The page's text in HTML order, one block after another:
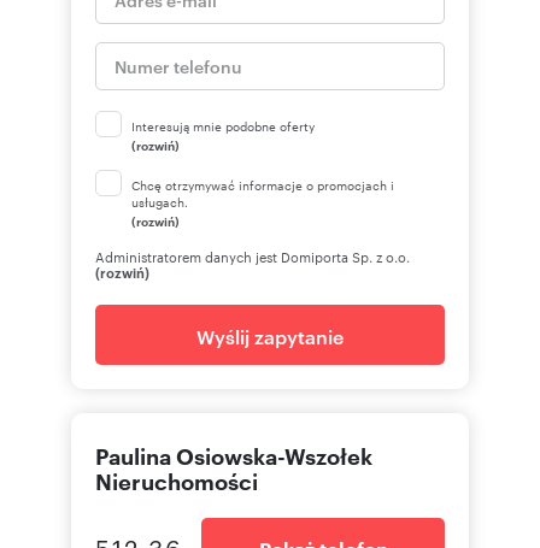
Interesują mnie podobne oferty
(rozwiń)
Chcę otrzymywać informacje o promocjach i
usługach.
(rozwiń)
Administratorem danych jest Domiporta Sp. z o.o.
(rozwiń)
Wyślij zapytanie
Paulina Osiowska-Wszołek
Nieruchomości